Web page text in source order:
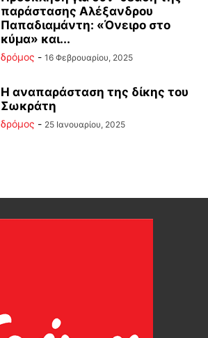
παράστασης Αλέξανδρου
Παπαδιαμάντη: «Όνειρο στο
κύμα» και...
δρόμος - 16 Φεβρουαρίου, 2025
Η αναπαράσταση της δίκης του
Σωκράτη
δρόμος - 25 Ιανουαρίου, 2025